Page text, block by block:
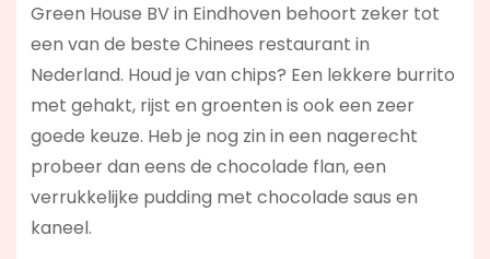
Green House BV in Eindhoven behoort zeker tot
een van de beste Chinees restaurant in
Nederland. Houd je van chips? Een lekkere burrito
met gehakt, rijst en groenten is ook een zeer
goede keuze. Heb je nog zin in een nagerecht
probeer dan eens de chocolade flan, een
verrukkelijke pudding met chocolade saus en
kaneel.